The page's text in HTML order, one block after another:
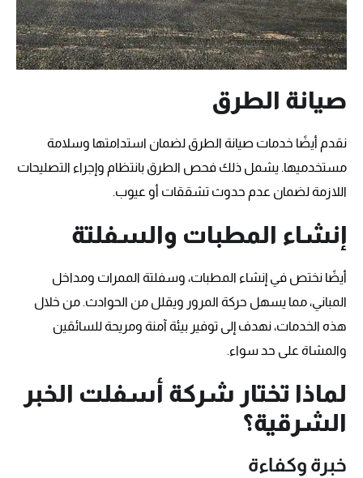
صيانة الطرق
نقدم أيضًا خدمات صيانة الطرق لضمان استدامتها وسلامة
مستخدميها. يشمل ذلك فحص الطرق بانتظام وإجراء التصليحات
اللازمة لضمان عدم حدوث تشققات أو عيوب.
إنشاء المطبات والسفلتة
أيضًا نختص في إنشاء المطبات، وسفلتة الممرات ومداخل
المباني، مما يسهل حركة المرور ويقلل من الحوادث. من خلال
هذه الخدمات، نهدف إلى توفير بيئة آمنة ومريحة للسائقين
والمشاة على حد سواء.
لماذا تختار شركة أسفلت الخبر
الشرقية؟
خبرة وكفاءة